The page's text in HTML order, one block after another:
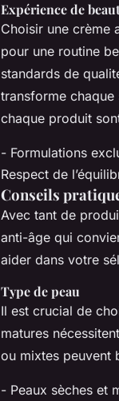
Expérience de
Choisir une crème
pour une routine
standards de
transforme
chaque produit
- Formulations
Respect de
Conseils
Avec tant de
anti-âge qui
aider dans votre
Type de peau
Il est crucial de
matures
ou mixtes peuvent
- Peaux sèches et